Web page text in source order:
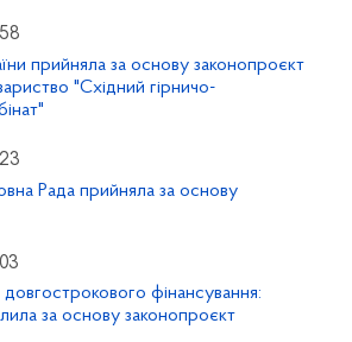
прийняла за основу законопроєкт
"Східний гірничо-
Рада прийняла за основу
довгострокового фінансування:
за основу законопроєкт